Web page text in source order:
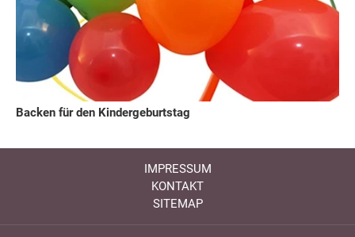
Backen für den Kindergeburtstag
IMPRESSUM
KONTAKT
SITEMAP